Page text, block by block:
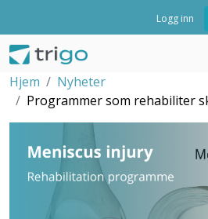
Logg inn
Hjem
Nyheter
Programmer som rehabiliter